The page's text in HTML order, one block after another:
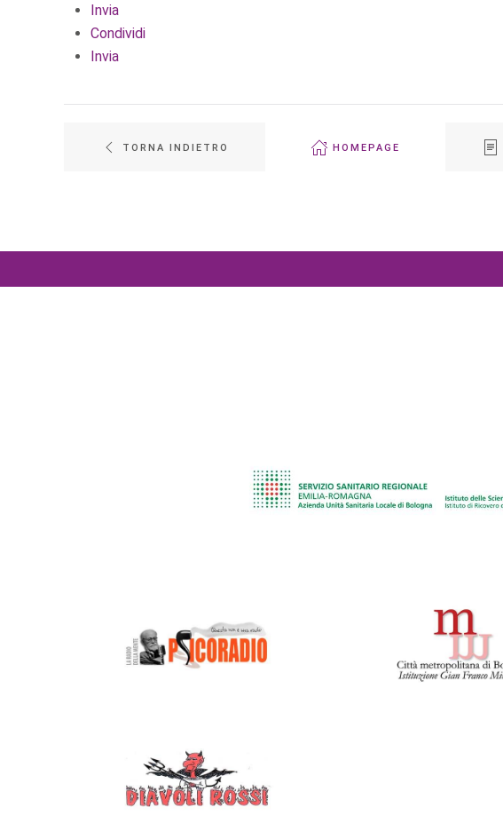
Invia
Condividi
Invia
TORNA INDIETRO HOMEPAGE